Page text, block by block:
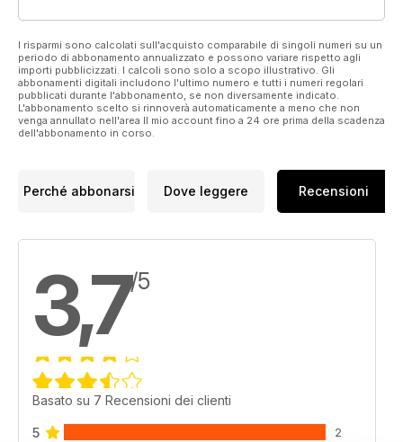
I risparmi sono calcolati sull'acquisto comparabile di singoli numeri su un
periodo di abbonamento annualizzato e possono variare rispetto agli
importi pubblicizzati. I calcoli sono solo a scopo illustrativo. Gli
abbonamenti digitali includono l'ultimo numero e tutti i numeri regolari
pubblicati durante l'abbonamento, se non diversamente indicato.
L'abbonamento scelto si rinnoverà automaticamente a meno che non
venga annullato nell'area Il mio account fino a 24 ore prima della scadenza
dell'abbonamento in corso.
Perché abbonarsi Dove leggere Recensioni
3,7/5
Basato su 7 Recensioni dei clienti
5 2